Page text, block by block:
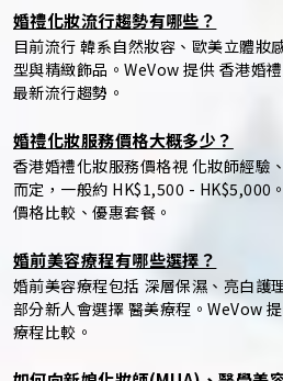
婚禮化妝流行趨勢有哪些？
目前流行 韓系自然妝容、歐美立體妝
型與精緻飾品。WeVow 提供 香港婚
最新流行趨勢。
婚禮化妝服務價格大概多少？
香港婚禮化妝服務價格視 化妝師經驗
而定，一般約 HK$1,500 - HK$5,000
價格比較、優惠套餐。
婚前美容療程有哪些選擇？
婚前美容療程包括 深層保濕、亮白護
部分新人會選擇 醫美療程。WeVow
療程比較。